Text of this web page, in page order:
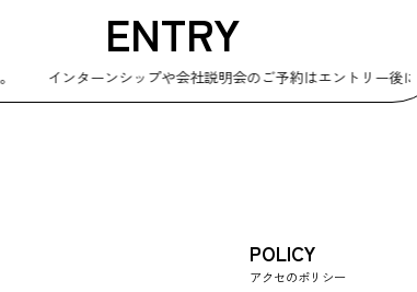
ENTRY
インターンシップや会社説明会のご予約はエントリー後に可能
POLICY
アクセのポリシー